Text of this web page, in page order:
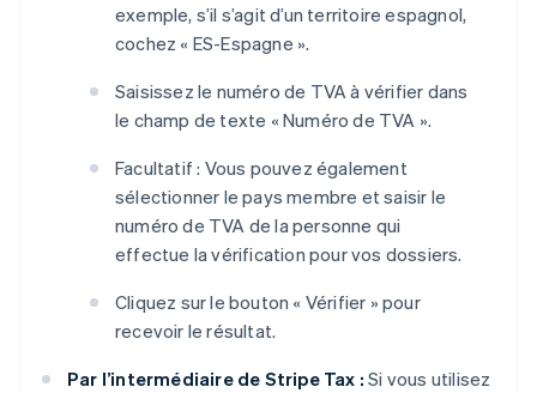
exemple, s’il s’agit d’un territoire espagnol,
cochez « ES-Espagne ».
Saisissez le numéro de TVA à vérifier dans
le champ de texte « Numéro de TVA ».
Facultatif : Vous pouvez également
sélectionner le pays membre et saisir le
numéro de TVA de la personne qui
effectue la vérification pour vos dossiers.
Cliquez sur le bouton « Vérifier » pour
recevoir le résultat.
Par l’intermédiaire de Stripe Tax : Si vous utilisez